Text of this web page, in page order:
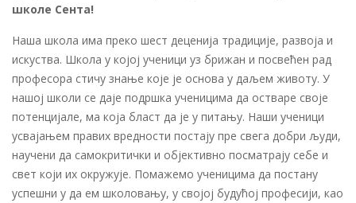
школе Сента!
Наша школа има преко шест деценија традиције, развоја и
искуства. Школа у којој ученици уз брижан и посвећен рад
професора стичу знање које је основа у даљем животу. У
нашој школи се даје подршка ученицима да остваре своје
потенцијале, ма која бласт да је у питању. Наши ученици
усвајањем правих вредности постају пре свега добри људи,
научени да самокритички и објективно посматрају себе и
свет који их окружује. Помажемо ученицима да постану
успешни у да ем школовању, у својој будућој професији, као